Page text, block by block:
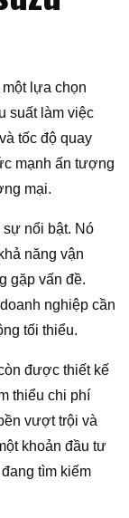
lựa chọn
suất làm việc
tốc độ quay
mạnh ấn tượng
mại.
sự nổi bật. Nó
năng vận
gặp vấn đề.
nghiệp cần
tối thiểu.
được thiết kế
thiểu chi phí
vượt trội và
khoản đầu tư
tìm kiếm